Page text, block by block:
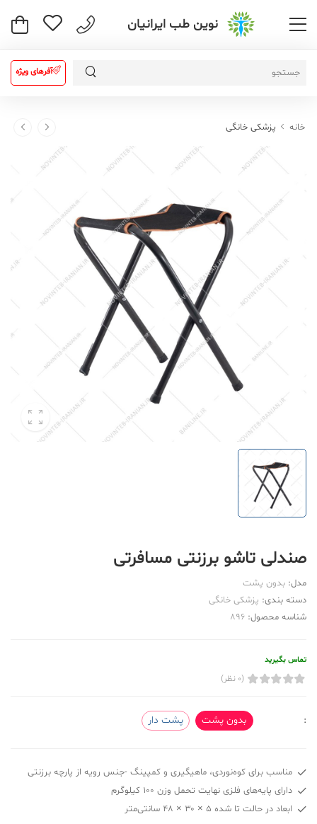
نوین طب ایرانیان
آفرهای ویژه
خانه پزشکی خانگی
صندلی تاشو برزنتی مسافرتی
مدل: بدون پشت
دسته بندی: پزشکی خانگی
شناسه محصول: 896
تماس بگیرید
(0 نظر)
: بدون پشت پشت دار
مناسب برای کوه‌نوردی، ماهیگیری و کمپینگ -جنس رویه از پارچه برزنتی
دارای پایه‌های فلزی نهایت تحمل وزن ۱۰۰ کیلوگرم
ابعاد در حالت تا شده ۵ × ۳۰ × ۴۸ سانتی‌متر